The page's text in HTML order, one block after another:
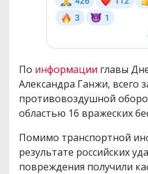
По информации главы
Александра Ганжи, всего
противовоздушной
областью 16 вражеских
Помимо транспортной
результате российских
повреждения получили